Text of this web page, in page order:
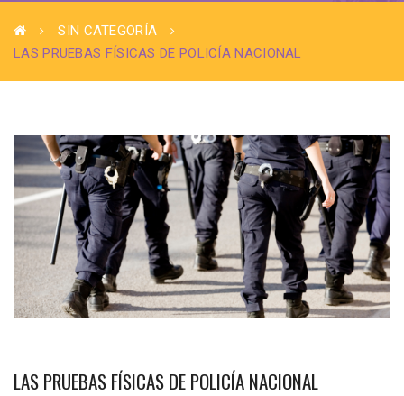
SIN CATEGORÍA
LAS PRUEBAS FÍSICAS DE POLICÍA NACIONAL
LAS PRUEBAS FÍSICAS DE POLICÍA NACIONAL